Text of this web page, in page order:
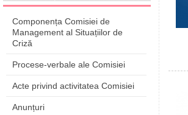
Componența Comisiei de
Management al Situațiilor de
Criză
Procese-verbale ale Comisiei
Acte privind activitatea Comisiei
Anunțuri